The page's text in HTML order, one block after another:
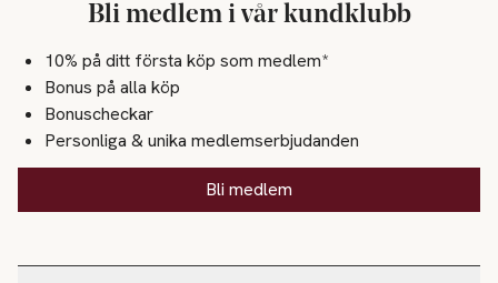
Bli medlem i vår kundklubb
10% på ditt första köp som medlem*
Bonus på alla köp
Bonuscheckar
Personliga & unika medlemserbjudanden
Bli medlem